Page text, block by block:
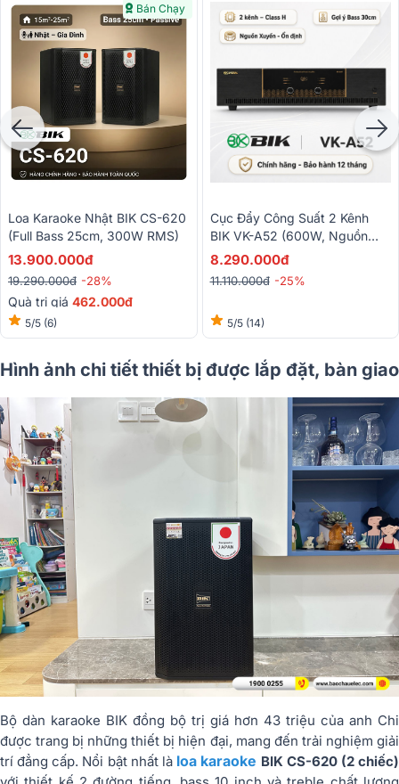
Bán Chạy
Loa Karaoke Nhật BIK CS-620
(Full Bass 25cm, 300W RMS)
13.900.000đ
19.290.000đ -28%
Quà trị giá 462.000đ
5/5 (6)
Cục Đẩy Công Suất 2 Kênh
BIK VK-A52 (600W, Nguồn
Xuyến, Mạch Class H)
8.290.000đ
11.110.000đ -25%
5/5 (14)
Hình ảnh chi tiết thiết bị được lắp đặt, bàn giao
Bộ dàn karaoke BIK đồng bộ trị giá hơn 43 triệu của anh Chi
được trang bị những thiết bị hiện đại, mang đến trải nghiệm giải
trí đẳng cấp. Nổi bật nhất là loa karaoke BIK CS-620 (2 chiếc)